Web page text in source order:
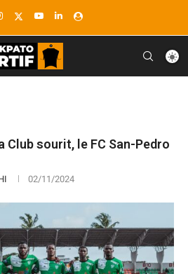
Club sourit, le FC San-Pedro
02/11/2024